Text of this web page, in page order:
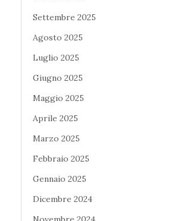
Settembre 2025
Agosto 2025
Luglio 2025
Giugno 2025
Maggio 2025
Aprile 2025
Marzo 2025
Febbraio 2025
Gennaio 2025
Dicembre 2024